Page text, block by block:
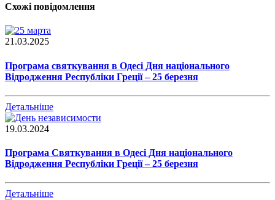
Схожі повідомлення
21.03.2025
Програма святкування в Одесі Дня національного
Відродження Республіки Греції – 25 березня
Детальніше
19.03.2024
Програма Святкування в Одесі Дня національного
Відродження Республіки Греції – 25 березня
Детальніше